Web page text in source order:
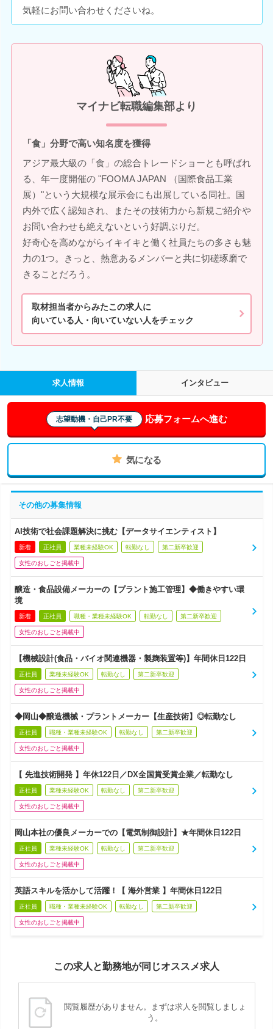
気軽にお問い合わせくださいね。
マイナビ転職編集部より
「食」分野で高い知名度を獲得
アジア最大級の「食」の総合トレードショーとも呼ばれ
る、年一度開催の "FOOMA JAPAN （国際食品工業
展）"という大規模な展示会にも出展している同社。国
内外で広く認知され、またその技術力から新規ご紹介や
お問い合わせも絶えないという好調ぶりだ。
好奇心を高めながらイキイキと働く社員たちの多さも魅
力の1つ。きっと、熱意あるメンバーと共に切磋琢磨で
きることだろう。
取材担当者からみたこの求人に
向いている人・向いていない人をチェック
求人情報 インタビュー
志望動機・自己PR不要 応募フォームへ進む
気になる
その他の募集情報
AI技術で社会課題解決に挑む【データサイエンティスト】
新着 正社員 業種未経験OK 転勤なし 第二新卒歓迎
女性のおしごと掲載中
醸造・食品設備メーカーの【プラント施工管理】◆働きやすい環
境
新着 正社員 職種・業種未経験OK 転勤なし 第二新卒歓迎
女性のおしごと掲載中
【機械設計(食品・バイオ関連機器・製麹装置等)】年間休日122日
正社員 業種未経験OK 転勤なし 第二新卒歓迎
女性のおしごと掲載中
◆岡山◆醸造機械・プラントメーカー【生産技術】◎転勤なし
正社員 職種・業種未経験OK 転勤なし 第二新卒歓迎
女性のおしごと掲載中
【 先進技術開発 】年休122日／DX全国賞受賞企業／転勤なし
正社員 業種未経験OK 転勤なし 第二新卒歓迎
女性のおしごと掲載中
岡山本社の優良メーカーでの【電気制御設計】★年間休日122日
正社員 業種未経験OK 転勤なし 第二新卒歓迎
女性のおしごと掲載中
英語スキルを活かして活躍！【 海外営業 】年間休日122日
正社員 職種・業種未経験OK 転勤なし 第二新卒歓迎
女性のおしごと掲載中
この求人と勤務地が同じオススメ求人
閲覧履歴がありません。まずは求人を閲覧しましょ
う。